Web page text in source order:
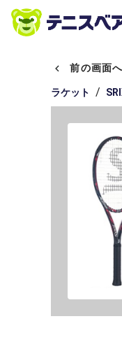
前の画面
ラケット /